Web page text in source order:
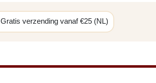
Gratis verzending vanaf €25 (NL)